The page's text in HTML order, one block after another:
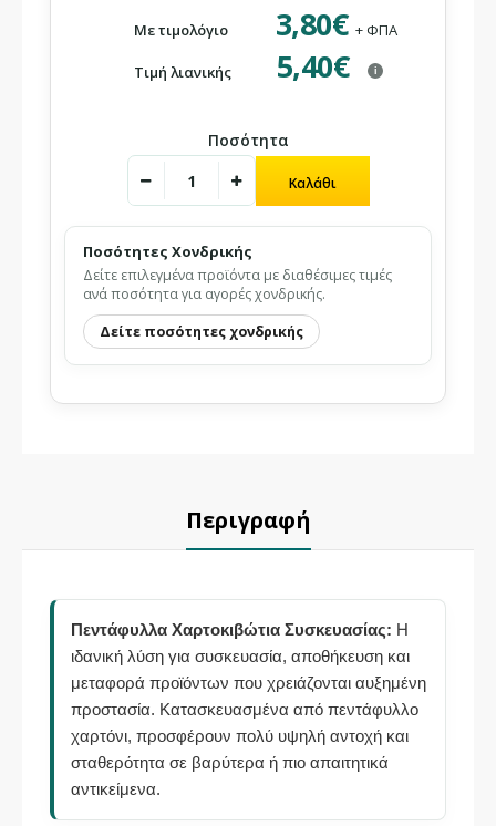
Με τιμολόγιο 3,80€ + ΦΠΑ
Τιμή λιανικής 5,40€ i
Ποσότητα
Ποσότητες Χονδρικής
Δείτε επιλεγμένα προϊόντα με διαθέσιμες τιμές
ανά ποσότητα για αγορές χονδρικής.
Δείτε ποσότητες χονδρικής
Περιγραφή
Πεντάφυλλα Χαρτοκιβώτια Συσκευασίας: Η
ιδανική λύση για συσκευασία, αποθήκευση και
μεταφορά προϊόντων που χρειάζονται αυξημένη
προστασία. Κατασκευασμένα από πεντάφυλλο
χαρτόνι, προσφέρουν πολύ υψηλή αντοχή και
σταθερότητα σε βαρύτερα ή πιο απαιτητικά
αντικείμενα.